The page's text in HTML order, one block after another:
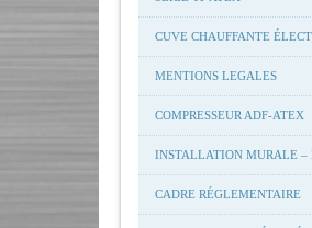
CUVE CHAUFFANTE
MENTIONS LEGALES
COMPRESSEUR ADF-ATEX
INSTALLATION MURALE –
CADRE RÉGLEMENTAIRE